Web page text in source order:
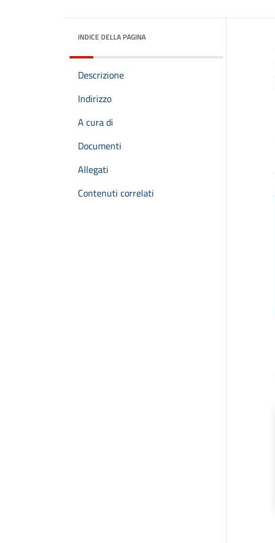
INDICE DELLA PAGINA
Descrizione
Indirizzo
A cura di
Documenti
Allegati
Contenuti correlati